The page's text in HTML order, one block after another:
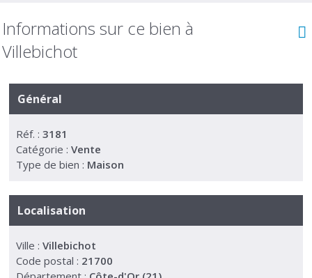
Informations sur ce bien à
Villebichot
Général
Réf. : 3181
Catégorie : Vente
Type de bien : Maison
Localisation
Ville : Villebichot
Code postal : 21700